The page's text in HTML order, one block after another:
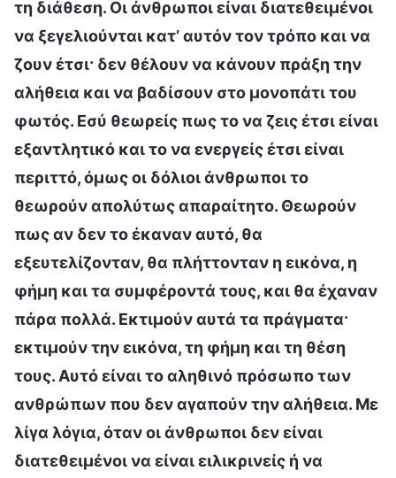
τη διάθεση. Οι άνθρωποι είναι διατεθειμένοι
να ξεγελιούνται κατ’ αυτόν τον τρόπο και να
ζουν έτσι· δεν θέλουν να κάνουν πράξη την
αλήθεια και να βαδίσουν στο μονοπάτι του
φωτός. Εσύ θεωρείς πως το να ζεις έτσι είναι
εξαντλητικό και το να ενεργείς έτσι είναι
περιττό, όμως οι δόλιοι άνθρωποι το
θεωρούν απολύτως απαραίτητο. Θεωρούν
πως αν δεν το έκαναν αυτό, θα
εξευτελίζονταν, θα πλήττονταν η εικόνα, η
φήμη και τα συμφέροντά τους, και θα έχαναν
πάρα πολλά. Εκτιμούν αυτά τα πράγματα·
εκτιμούν την εικόνα, τη φήμη και τη θέση
τους. Αυτό είναι το αληθινό πρόσωπο των
ανθρώπων που δεν αγαπούν την αλήθεια. Με
λίγα λόγια, όταν οι άνθρωποι δεν είναι
διατεθειμένοι να είναι ειλικρινείς ή να